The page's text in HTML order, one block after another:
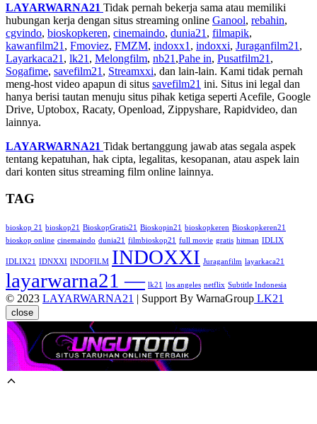
LAYARWARNA21 Tidak pernah bekerja sama atau memiliki
hubungan kerja dengan situs streaming online Ganool, rebahin,
cgvindo, bioskopkeren, cinemaindo, dunia21 , filmapik,
kawanfilm21 , Fmoviez, FMZM, indoxx1 , indoxxi, Juraganfilm21 ,
Layarkaca21 , lk21 , Melongfilm, nb21 ,Pahe in, Pusatfilm21 ,
Sogafime, savefilm21 , Streamxxi, dan lain-lain. Kami tidak pernah
meng-host video apapun di situs savefilm21 ini. Situs ini legal dan
hanya berisi tautan menuju situs pihak ketiga seperti Acefile, Google
Drive, Uptobox, Racaty, Openload, Zippyshare, Rapidvideo, dan
lainnya.
LAYARWARNA21 Tidak bertanggung jawab atas segala aspek
tentang kepatuhan, hak cipta, legalitas, kesopanan, atau aspek lain
dari konten situs streaming film online lainnya.
TAG
bioskop 21 bioskop21 BioskopGratis21 Bioskopin21 bioskopkeren Bioskopkeren21
bioskop online cinemaindo dunia21 filmbioskop21 full movie gratis hitman IDLIX
IDLIX21 IDNXXI INDOFILM INDOXXI Juraganfilm layarkaca21
layarwarna21 — lk21 los angeles netflix Subtitle Indonesia
© 2023 LAYARWARNA21 | Support By WarnaGroup LK21
close